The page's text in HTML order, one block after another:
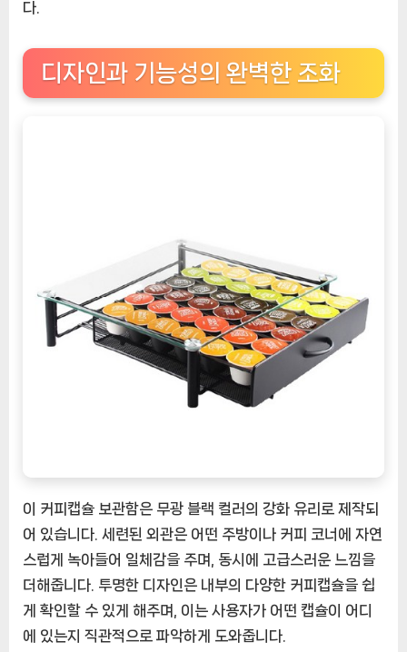
강
화
의
커
피
그
레
이
드
하
다
[CoffeeTimeNOW
다.
디자인과 기능성의 완벽한 조화
이 커피캡슐 보관함은 무광 블랙 컬러의 강화 유리로 제작되
어 있습니다. 세련된 외관은 어떤 주방이나 커피 코너에 자연
스럽게 녹아들어 일체감을 주며, 동시에 고급스러운 느낌을
더해줍니다. 투명한 디자인은 내부의 다양한 커피캡슐을 쉽
게 확인할 수 있게 해주며, 이는 사용자가 어떤 캡슐이 어디
에 있는지 직관적으로 파악하게 도와줍니다.